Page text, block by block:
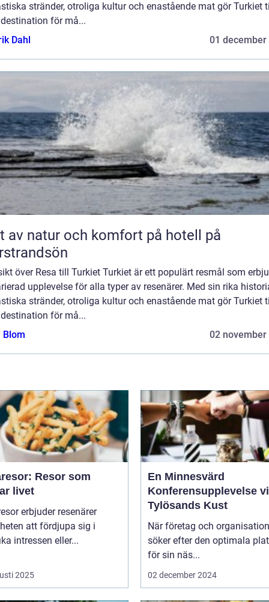
stränder, otroliga kultur och enastående mat gör Turkiet
för må...
Dahl
01 december
av natur och komfort på hotell på
över Resa till Turkiet Turkiet är ett populärt resmål som
upplevelse för alla typer av resenärer. Med sin rika
stränder, otroliga kultur och enastående mat gör Turkiet
för må...
Blom
02 november
Resor som
livet
erbjuder resenärer
att fördjupa sig i
intressen eller...
2025
En Minnesvärd
Konferensupplevelse
Tylösands Kust
När företag och
söker efter den optimala
för sin näs...
02 december 2024